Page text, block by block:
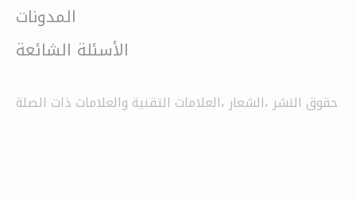
المدونات
الأسئلة الشائعة
حقوق النشر ،الشعار ،العلامات التقنية والعلامات ذات الصلة